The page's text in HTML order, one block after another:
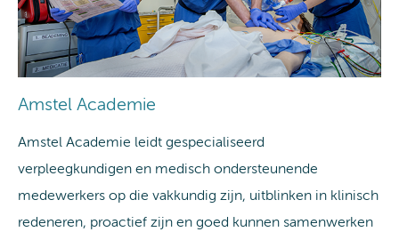
Amstel Academie
Amstel Academie leidt gespecialiseerd
verpleegkundigen en medisch ondersteunende
medewerkers op die vakkundig zijn, uitblinken in klinisch
redeneren, proactief zijn en goed kunnen samenwerken